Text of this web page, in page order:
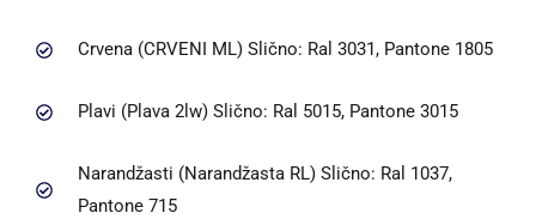
Crvena (CRVENI ML) Slično: Ral 3031, Pantone 1805
Plavi (Plava 2lw) Slično: Ral 5015, Pantone 3015
Narandžasti (Narandžasta RL) Slično: Ral 1037,
Pantone 715